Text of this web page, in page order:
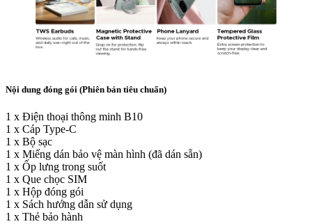
Nội dung đóng gói (Phiên bản tiêu chuẩn)
1 x Điện thoại thông minh B10
1 x Cáp Type-C
1 x Bộ sạc
1 x Miếng dán bảo vệ màn hình (đã dán sẵn)
1 x Ốp lưng trong suốt
1 x Que chọc SIM
1 x Hộp đóng gói
1 x Sách hướng dẫn sử dụng
1 x Thẻ bảo hành